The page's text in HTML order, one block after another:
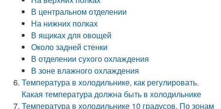
В центральном отделении
На нижних полках
В ящиках для овощей
Около задней стенки
В отделении сухого охлаждения
В зоне влажного охлаждения
Температура в холодильнике, как регулировать.
Какая температура должна быть в холодильнике
Температура в холодильнике 10 градусов. По зонам